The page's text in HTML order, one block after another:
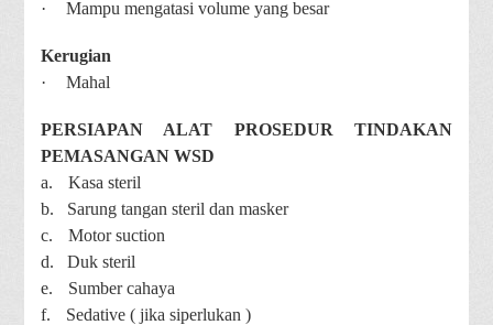
· Mampu mengatasi volume yang besar
Kerugian
·
Mahal
PERSIAPAN ALAT PROSEDUR TINDAKAN
PEMASANGAN WSD
a.
Kasa steril
b.
Sarung tangan steril dan masker
c.
Motor suction
d.
Duk steril
e.
Sumber cahaya
f.
Sedative ( jika siperlukan )